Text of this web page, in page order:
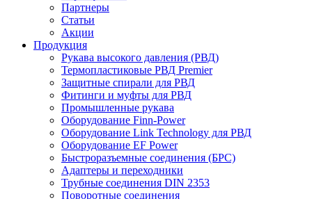
Партнеры
Статьи
Акции
Продукция
Рукава высокого давления (РВД)
Термопластиковые РВД Premier
Защитные спирали для РВД
Фитинги и муфты для РВД
Промышленные рукава
Оборудование Finn-Power
Оборудование Link Technology для РВД
Оборудование EF Power
Быстроразъемные соединения (БРС)
Адаптеры и переходники
Трубные соединения DIN 2353
Поворотные соединения